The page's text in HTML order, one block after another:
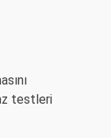
testleri